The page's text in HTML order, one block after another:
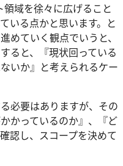
領域を徐々に広げること
いる点かと思います。と
めていく観点でいうと、
ると、『現状回っている
いか』と考えられるケー
必要はありますが、その
かっているのか』、『ど
認し、スコープを決めて